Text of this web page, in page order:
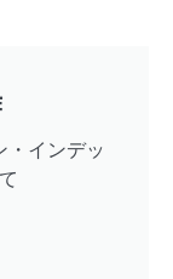
・インデッ